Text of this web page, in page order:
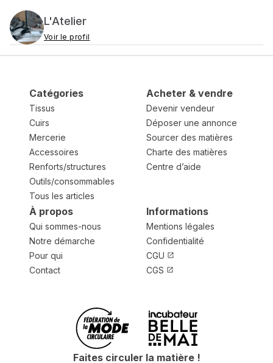
L'Atelier
Voir le profil
Catégories
Tissus
Cuirs
Mercerie
Accessoires
Renforts/structures
Outils/consommables
Tous les articles
Acheter & vendre
Devenir vendeur
Déposer une annonce
Sourcer des matières
Charte des matières
Centre d’aide
À propos
Qui sommes-nous
Notre démarche
Pour qui
Contact
Informations
Mentions légales
Confidentialité
CGU
CGS
Faites circuler la matière !